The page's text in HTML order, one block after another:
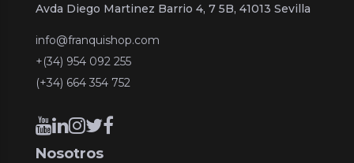
Avda Diego Martinez Barrio 4, 7 5B, 41013 Sevilla
info@franquishop.com
+(34) 954 092 255
(+34) 664 354 752
Nosotros